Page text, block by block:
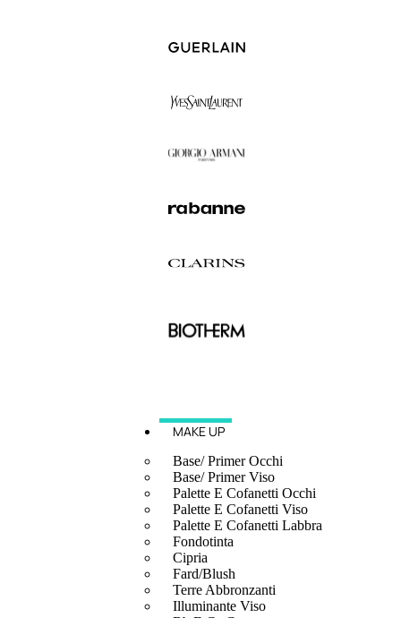
MAKE UP
Base/ Primer Occhi
Base/ Primer Viso
Palette E Cofanetti Occhi
Palette E Cofanetti Viso
Palette E Cofanetti Labbra
Fondotinta
Cipria
Fard/Blush
Terre Abbronzanti
Illuminante Viso